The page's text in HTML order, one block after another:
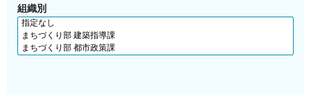
組織別